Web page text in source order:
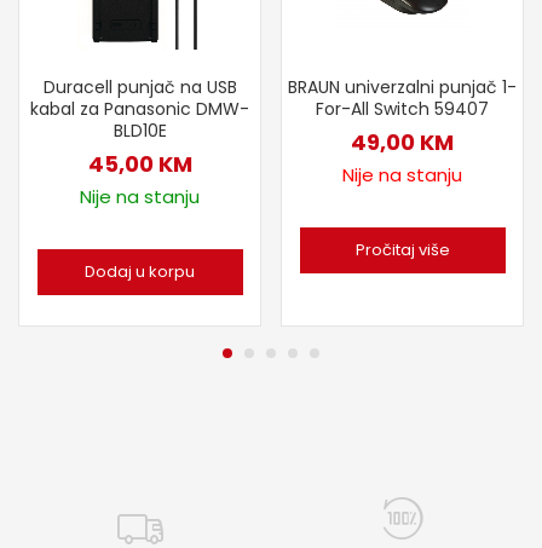
Duracell punjač na USB
kabal za Panasonic DMW-
BLD10E
45,00 KM
Nije na stanju
Dodaj u korpu
BRAUN univerzalni punjač 1-
For-All Switch 59407
49,00 KM
Nije na stanju
Pročitaj više